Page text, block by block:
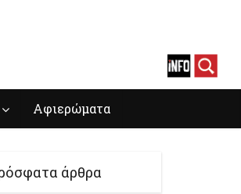
Αφιερώματα
άρθρα